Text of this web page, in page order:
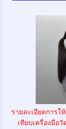
รายละเอียดการ
เทียบเครื่องมือ